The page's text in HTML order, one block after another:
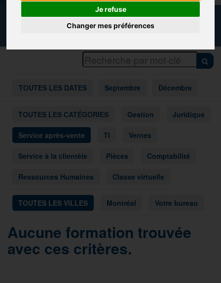
Je refuse
Changer mes préférences
CALENDRIER DES FORMATIONS
TOUTES LES DATES Septembre Décembre
TOUTES LES CATÉGORIES Gestion Juridique
Service après-vente TI Ventes
Service à la clientèle Pièces Comptabilité
Ressources Humaines Classe virtuelle
TOUTES LES VILLES Montréal Votre bureau
Aucune formation trouvée
avec ces critères.